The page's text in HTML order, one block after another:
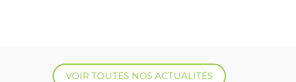
VOIR TOUTES NOS ACTUALITÉS